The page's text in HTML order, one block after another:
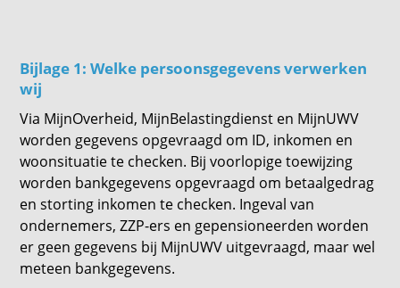
Bijlage 1: Welke persoonsgegevens verwerken
wij
Via MijnOverheid, MijnBelastingdienst en MijnUWV
worden gegevens opgevraagd om ID, inkomen en
woonsituatie te checken. Bij voorlopige toewijzing
worden bankgegevens opgevraagd om betaalgedrag
en storting inkomen te checken. Ingeval van
ondernemers, ZZP-ers en gepensioneerden worden
er geen gegevens bij MijnUWV uitgevraagd, maar wel
meteen bankgegevens.